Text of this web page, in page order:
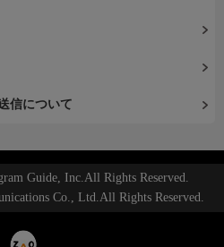
信について
Guide, Inc.All Rights Reserved.
Co., Ltd.All Rights Reserved.